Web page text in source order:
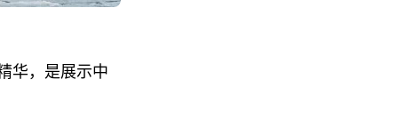
华，是展示中